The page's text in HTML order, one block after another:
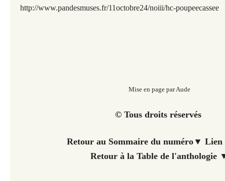
http://www.pandesmuses.fr/11octobre24/noiii/hc-poupeecassee
Mise en page par Aude
© Tous droits réservés
Retour au Sommaire du numéro▼ Lien
Retour à la Table de l'anthologie